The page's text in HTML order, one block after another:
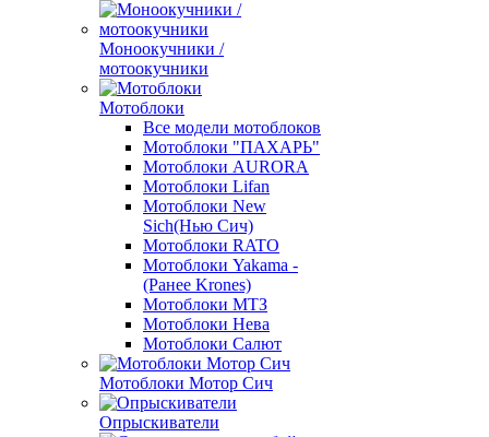
Моноокучники /
мотоокучники
Мотоблоки
Все модели мотоблоков
Мотоблоки "ПАХАРЬ"
Мотоблоки AURORA
Мотоблоки Lifan
Мотоблоки New
Sich(Нью Сич)
Мотоблоки RATO
Мотоблоки Yakama -
(Ранее Krones)
Мотоблоки МТЗ
Мотоблоки Нева
Мотоблоки Салют
Мотоблоки Мотор Сич
Опрыскиватели